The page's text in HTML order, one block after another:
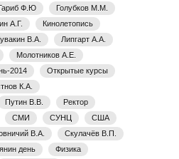
Ф.Ю
Голубков М.М.
А.Г.
Кинолетопись
В.А.
Липгарт А.А.
Молотников А.Е.
2014
Открытые курсы
К.А.
Путин В.В.
Ректор
СМИ СУНЦ
США
В.А.
Скулачёв В.П.
день
Физика